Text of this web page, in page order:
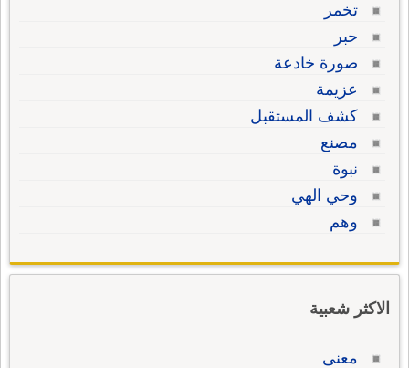
تخمر
حبر
صورة خادعة
عزيمة
كشف المستقبل
مصنع
نبوة
وحي الهي
وهم
الاكثر شعبية
معنى